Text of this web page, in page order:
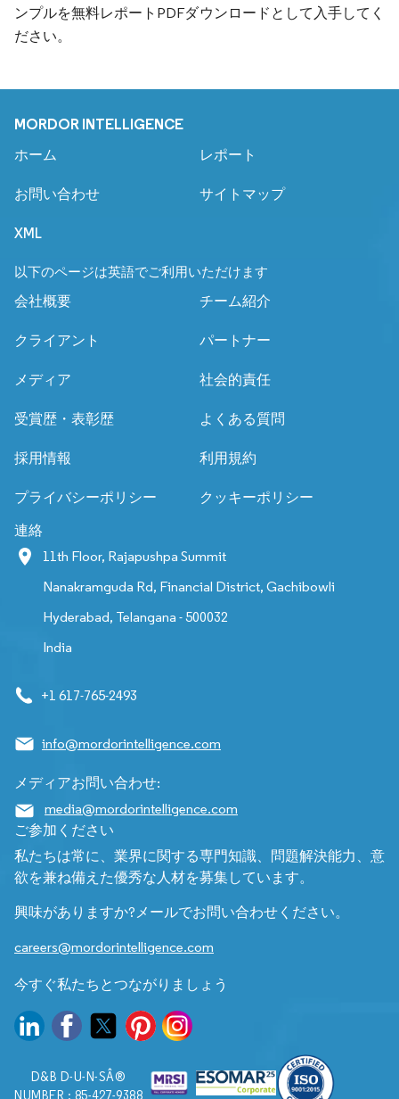
ンプルを無料レポートPDFダウンロードとして入手してく
ださい。
MORDOR INTELLIGENCE
ホーム レポート
お問い合わせ サイトマップ
XML
以下のページは英語でご利用いただけます
会社概要
チーム紹介
クライアント パートナー
メディア 社会的責任
受賞歴・表彰歴 よくある質問
採用情報 利用規約
プライバシーポリシー クッキーポリシー
連絡
11th Floor, Rajapushpa Summit
Nanakramguda Rd, Financial District, Gachibowli
Hyderabad, Telangana - 500032
India
+1 617-765-2493
info@mordorintelligence.com
メディアお問い合わせ:
media@mordorintelligence.com
ご参加ください
私たちは常に、業界に関する専門知識、問題解決能力、意
欲を兼ね備えた優秀な人材を募集しています。
興味がありますか?メールでお問い合わせください。
careers@mordorintelligence.com
今すぐ私たちとつながりましょう
D&B D-U-N-SÂ®
NUMBER : 85-427-9388